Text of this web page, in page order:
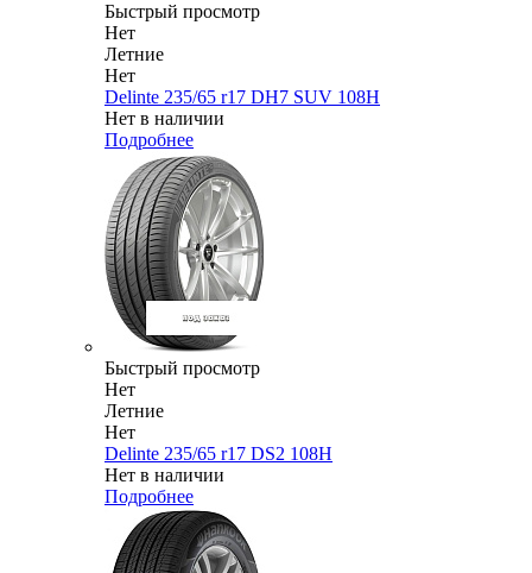
Быстрый просмотр
Нет
Летние
Нет
Delinte 235/65 r17 DH7 SUV 108H
Нет в наличии
Подробнее
Быстрый просмотр
Нет
Летние
Нет
Delinte 235/65 r17 DS2 108H
Нет в наличии
Подробнее